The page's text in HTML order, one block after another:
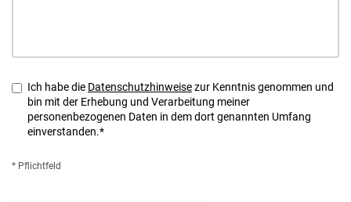
Ich habe die Datenschutzhinweisezur Kenntnis genommen und
bin mit der Erhebung und Verarbeitung meiner
personenbezogenen Daten in dem dort genannten Umfang
einverstanden.*
* Pflichtfeld